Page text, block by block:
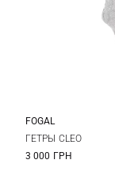
S/M
FOGAL
ГЕТРЫ CLEO
3 000 ГРН